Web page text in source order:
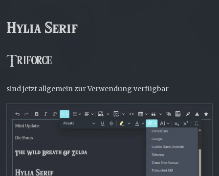
Hylia Serif
Triforce
sind jetzt allgemein zur Verwendung verfügbar